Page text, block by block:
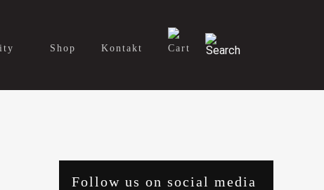
Shop Kontakt
Follow us on social media